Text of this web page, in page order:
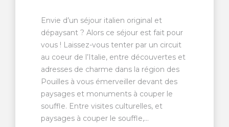
Envie d’un séjour italien original et
dépaysant ? Alors ce séjour est fait pour
vous ! Laissez-vous tenter par un circuit
au coeur de l’Italie, entre découvertes et
adresses de charme dans la région des
Pouilles à vous émerveiller devant des
paysages et monuments à couper le
souffle. Entre visites culturelles, et
paysages à couper le souffle,...